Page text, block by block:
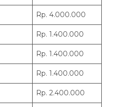
Rp. 4.000.000
Rp. 1.400.000
Rp. 1.400.000
Rp. 1.400.000
Rp. 2.400.000